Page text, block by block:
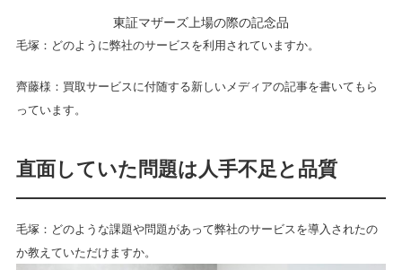
東証マザーズ上場の際の記念品
毛塚：どのように弊社のサービスを利用されていますか。
齊藤様：買取サービスに付随する新しいメディアの記事を書いてもら
っています。
直面していた問題は人手不足と品質
毛塚：どのような課題や問題があって弊社のサービスを導入されたの
か教えていただけますか。